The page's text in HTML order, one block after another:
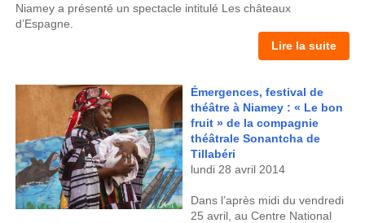
Niamey a présenté un spectacle intitulé Les châteaux
d’Espagne.
Lire la suite
Émergences, festival de
théâtre à Niamey : « Le bon
fruit » de la compagnie
théâtrale Sonantcha de
Tillabéri
lundi 28 avril 2014
Dans l’après midi du vendredi
25 avril, au Centre National